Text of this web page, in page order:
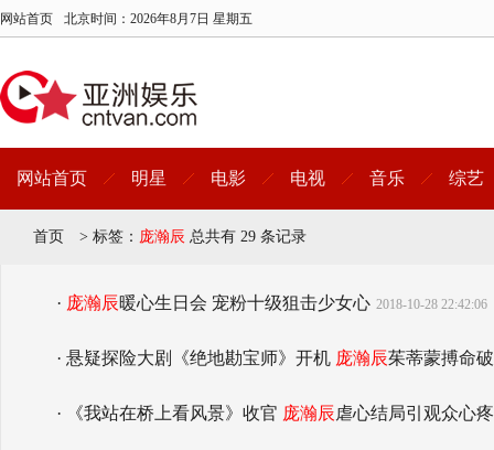
网站首页 北京时间： 2026年8月7日 星期五
网站首页 明星 电影 电视 音乐 综艺
首页 > 标签： 庞瀚辰 总共有 29 条记录
· 庞瀚辰暖心生日会 宠粉十级狙击少女心 2018-10-28 22:42:06
· 悬疑探险大剧《绝地勘宝师》开机 庞瀚辰茱蒂蒙搏命
· 《我站在桥上看风景》收官 庞瀚辰虐心结局引观众心疼